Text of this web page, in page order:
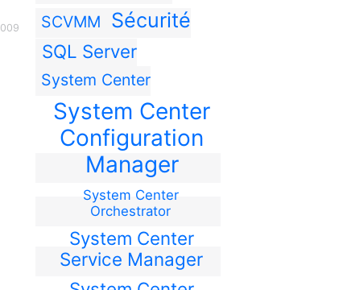
SCVMM Sécurité
SQL Server
System Center
System Center
Configuration
Manager
System Center
Orchestrator
System Center
Service Manager